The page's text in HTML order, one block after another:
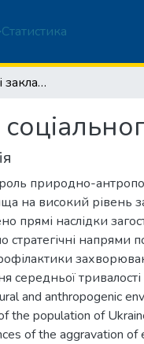
Статистика
Розвиток в Україні закладів соціального обслуговування
природно-
на високий рівень
прямі наслідки
стратегічні напрями
середньої
and anthropogenic
the population of
of the aggravation